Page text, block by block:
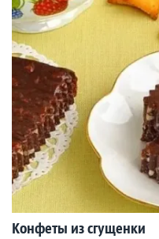
Конфеты из сгущенки